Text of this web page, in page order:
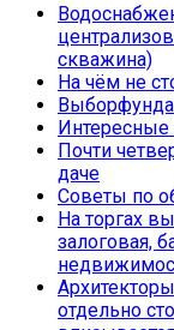
скважина)
На чём не
Интересные
Почти
даче
Советы по
На торгах
залоговая,
отдельно